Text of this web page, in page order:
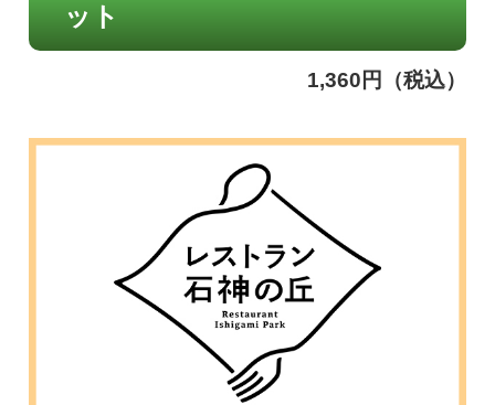
ット
1,360円（税込）